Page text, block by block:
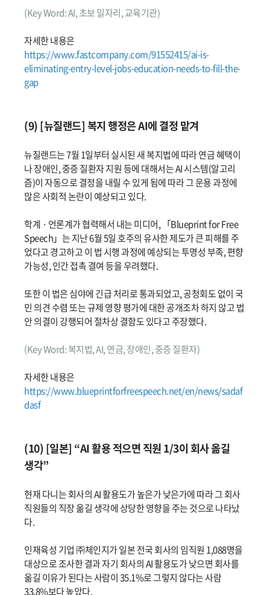
(Key Word: AI, 초보 일자리, 교육기관)
자세한 내용은
https://www.fastcompany.com/91552415/ai-is-
eliminating-entry-level-jobs-education-needs-to-fill-the-
gap
(9) [뉴질랜드] 복지 행정은 AI에 결정 맡겨
뉴질랜드는 7월 1일부터 실시된 새 복지법에 따라 연금 혜택이
나 장애인, 중증 질환자 지원 등에 대해서는 AI 시스템(알고리
즘)이 자동으로 결정을 내릴 수 있게 됨에 따라 그 운용 과정에
많은 사회적 논란이 예상되고 있다.
학계 · 언론계가 협력해서 내는 미디어, 「Blueprint for Free
Speech」는 지난 6월 5일 호주의 유사한 제도가 큰 피해를 주
었다고 경고하고 이 법 시행 과정에 예상되는 투명성 부족, 편향
가능성, 인간 접촉 결여 등을 우려했다.
또한 이 법은 심야에 긴급 처리로 통과되었고, 공청회도 없이 국
민 의견 수렴 또는 규제 영향 평가에 대한 공개조차 하지 않고 법
안 의결이 강행되어 절차상 결함도 있다고 주장했다.
(Key Word: 복지법, AI, 연금, 장애인, 중증 질환자)
자세한 내용은
https://www.blueprintforfreespeech.net/en/news/sadaf
dasf
(10) [일본] “AI 활용 적으면 직원 1/3이 회사 옮길
생각”
현재 다니는 회사의 AI 활용도가 높은가 낮은가에 따라 그 회사
직원들의 직장 옮길 생각에 상당한 영향을 주는 것으로 나타났
다.
인재육성 기업 ㈜체인지가 일본 전국 회사의 임직원 1,088명을
대상으로 조사한 결과 자기 회사의 AI 활용도가 낮으면 회사를
옮길 이유가 된다는 사람이 35.1%로 그렇지 않다는 사람
33.8%보다 높았다.